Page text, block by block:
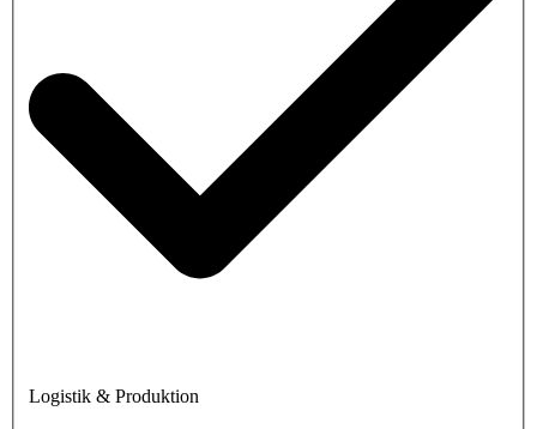
Logistik & Produktion